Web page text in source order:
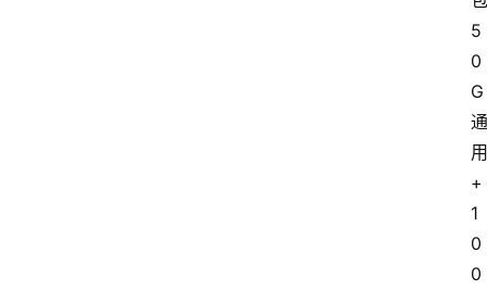
5
0
G
通
用
+
1
0
0